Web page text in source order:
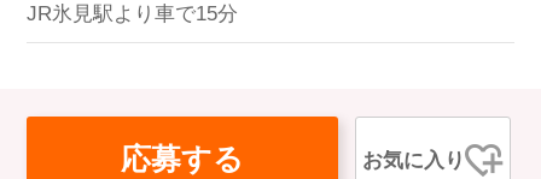
JR氷見駅より車で15分
応募する お気に入り